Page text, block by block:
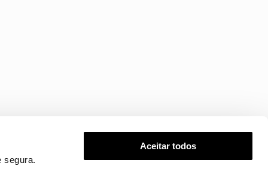
segura.
Aceitar todos